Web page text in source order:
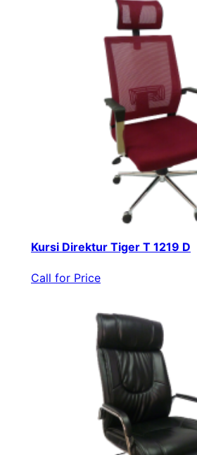
Kursi Direktur Tiger T 1219 D
Call for Price